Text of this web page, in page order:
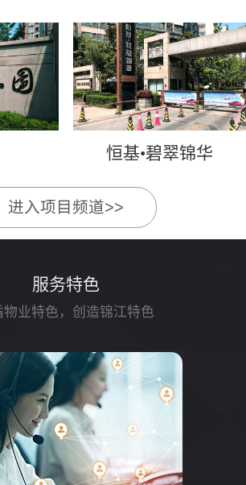
恒基•碧翠锦华
进入项目频道>>
服务特色
物业特色，创造锦江特色